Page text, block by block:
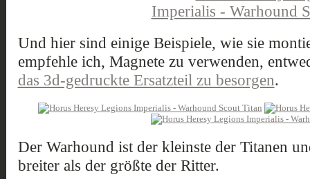
Und hier sind einige Beispiele, wie sie
empfehle ich, Magnete zu verwenden,
das 3d-gedruckte Ersatzteil zu besorgen.
Der Warhound ist der kleinste der Titanen
breiter als der größte der Ritter.